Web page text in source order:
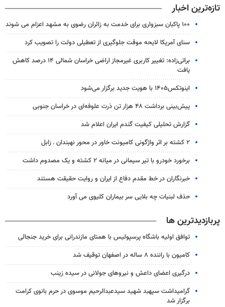
تازه‌ترین اخبار
۱۰۰ پاکبان سبزواری برای خدمت به زائران رضوی به مشهد اعزام می شوند
سنای آمریکا لایحه موقت جلوگیری از تعطیلی دولت را تصویب کرد
براتی‌زاده: تغییر کاربری غیرمجاز اراضی خراسان شمالی ۱۴ درصد کاهش
یافت
اینوتکس۱۴۰۵ با هویت جدید برگزار می‌شود
پیش‌بینی برداشت ۴۸ هزار تن ذرت علوفه‌ای در خراسان جنوبی
گزارش تحلیلی کیفیت گندم ایران اعلام شد
۲ کشته بر اثر واژگونی کامیونت خاور در محور نهبندان ـ زابل
برخورد خودرو با تیر سیمانی در میانه ۲ کشته و یک مصدوم داشت
خبرنگاران در خط مقدم دفاع از ایران و روایت حقیقت هستند
حذف لبنیات چه بلایی سر بیماران کلیوی می آورد
پربازدیدترین ها
توافق اولیه باشگاه پرسپولیس با همتای مازندرانی برای خرید جنجالی
کامیون با راننده ۸ ساله در اصفهان توقیف شد
درگیری اعضای داعش و نیروهای جولانی در سیده زینب
گرامیداشت سپهبد شهید سیدعبدالرحیم موسوی در حرم بانوی کرامت
برگزار شد